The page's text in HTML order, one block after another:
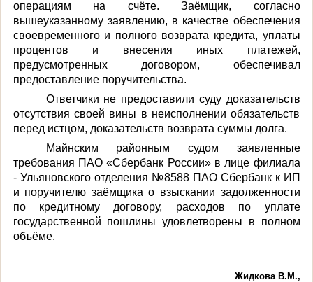
операциям на счёте. Заёмщик, согласно
вышеуказанному заявлению, в качестве обеспечения
своевременного и полного возврата кредита, уплаты
процентов и внесения иных платежей,
предусмотренных договором, обеспечивал
предоставление поручительства.
Ответчики не предоставили суду доказательств
отсутствия своей вины в неисполнении обязательств
перед истцом, доказательств возврата суммы долга.
Майнским районным судом заявленные
требования ПАО «Сбербанк России» в лице филиала
- Ульяновского отделения №8588 ПАО Сбербанк к ИП
и поручителю заёмщика о взыскании задолженности
по кредитному договору, расходов по уплате
государственной пошлины удовлетворены в полном
объёме.
Жидкова В.М.,